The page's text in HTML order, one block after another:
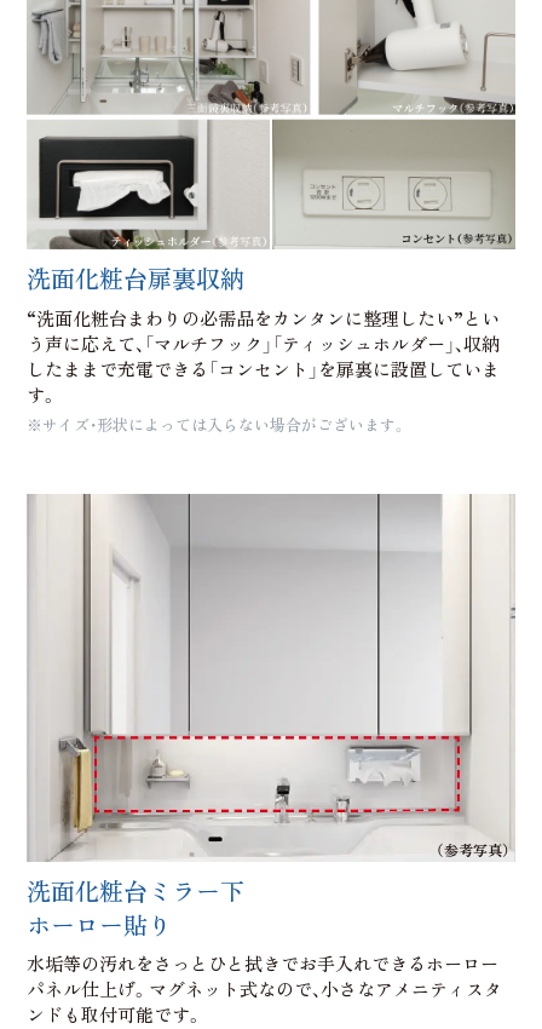
洗面化粧台扉裏収納
“洗面化粧台まわりの必需品をカンタンに整理したい”とい
う声に応えて、「マルチフック」「ティッシュホルダー」、収納
したままで充電できる「コンセント」を扉裏に設置していま
す。
※サイズ・形状によっては入らない場合がございます。
（参考写真）
洗面化粧台ミラー下
ホーロー貼り
水垢等の汚れをさっとひと拭きでお手入れできるホーロー
パネル仕上げ。マグネット式なので、小さなアメニティスタ
ンドも取付可能です。